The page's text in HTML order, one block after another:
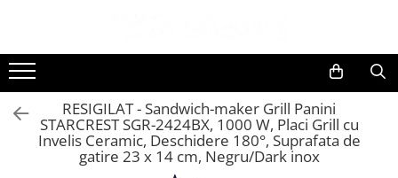
Toate Produsele
Black Friday
Electrocasnice Mari
Aparate frigorifice
Aparat cuburi de gheata
RESIGILAT - Sandwich-maker Grill Panini
STARCREST SGR-2424BX, 1000 W, Placi Grill cu
Invelis Ceramic, Deschidere 180°, Suprafata de
gatire 23 x 14 cm, Negru/Dark inox